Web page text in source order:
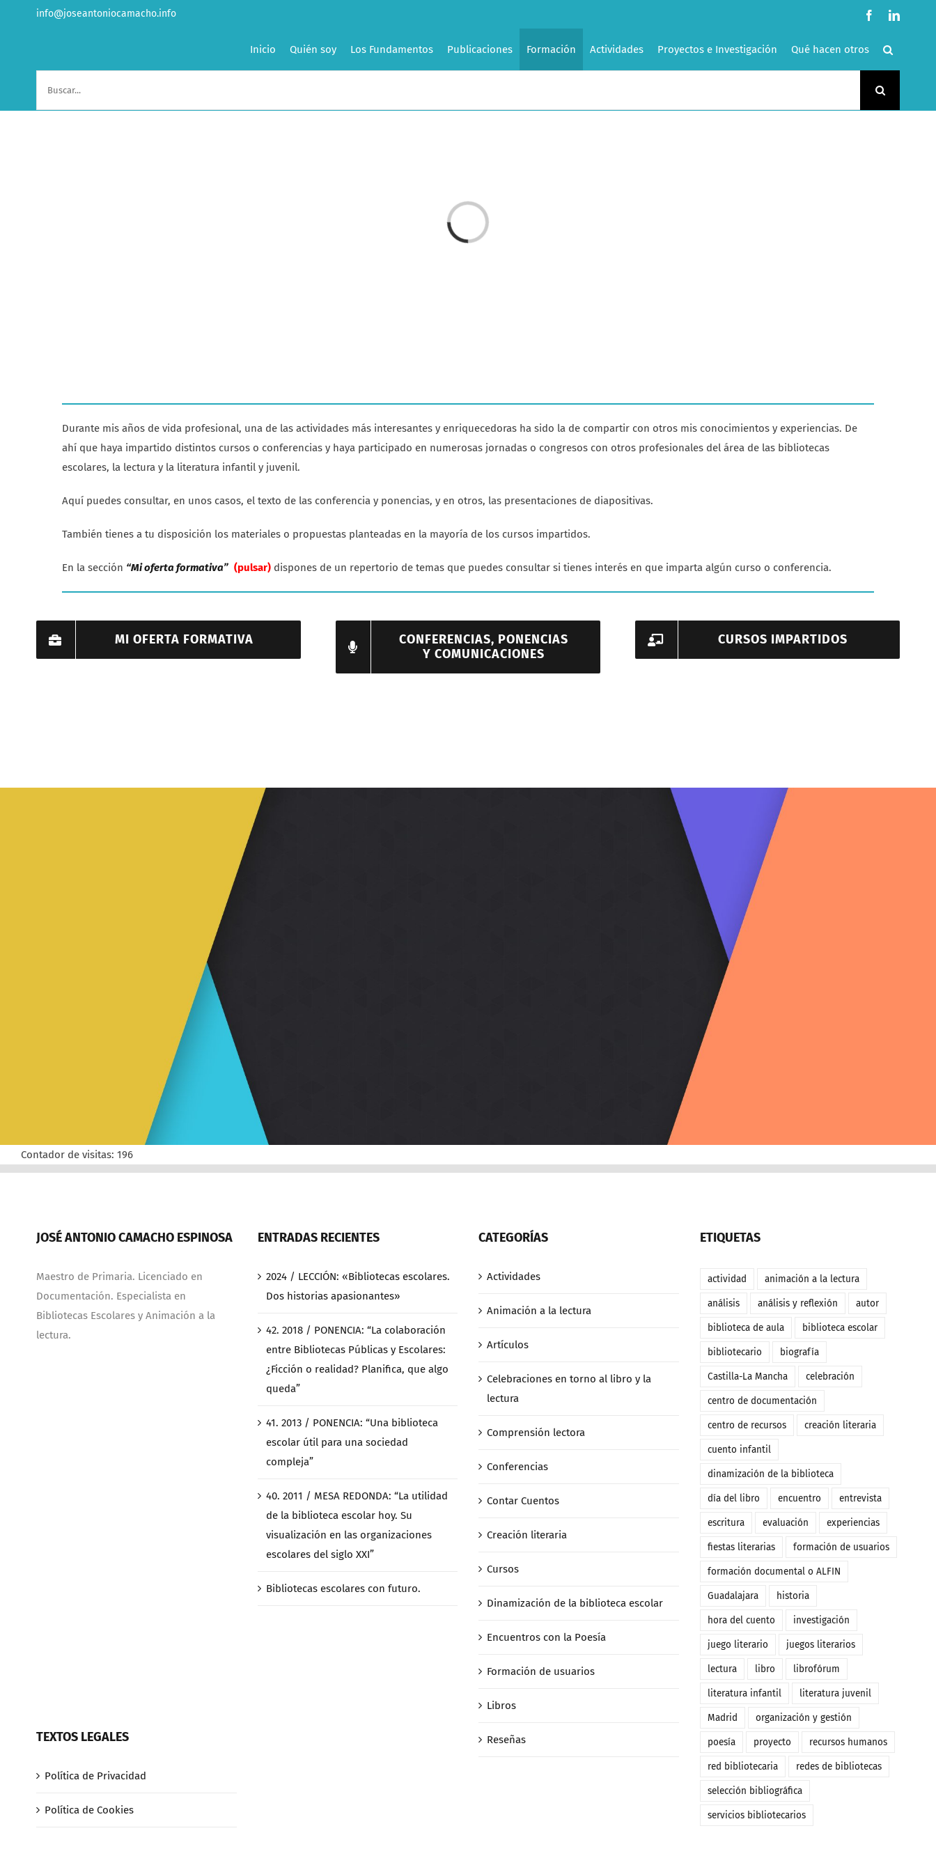
info@joseantoniocamacho.info Facebook
Inicio Quién soy Los Fundamentos Publicaciones Formación Actividades Proyectos e Investigación Qué hacen otros
Cargando...
Durante mis años de vida profesional, una de las actividades más interesantes y enriquecedoras ha sido la de compartir con otros mis conocimientos y experiencias. De
ahí que haya impartido distintos cursos o conferencias y haya participado en numerosas jornadas o congresos con otros profesionales del área de las bibliotecas
escolares, la lectura y la literatura infantil y juvenil.
Aquí puedes consultar, en unos casos, el texto de las conferencia y ponencias, y en otros, las presentaciones de diapositivas.
También tienes a tu disposición los materiales o propuestas planteadas en la mayoría de los cursos impartidos.
En la sección “Mi oferta formativa” (pulsar) dispones de un repertorio de temas que puedes consultar si tienes interés en que imparta algún curso o conferencia.
MI OFERTA FORMATIVA
CONFERENCIAS, PONENCIAS
Y COMUNICACIONES
CURSOS IMPARTIDOS
Contador de visitas: 196
JOSÉ ANTONIO CAMACHO ESPINOSA
Maestro de Primaria. Licenciado en
Documentación. Especialista en
Bibliotecas Escolares y Animación a la
lectura.
TEXTOS LEGALES
Política de Privacidad
Política de Cookies
ENTRADAS RECIENTES
2024 / LECCIÓN: «Bibliotecas escolares.
Dos historias apasionantes»
42. 2018 / PONENCIA: “La colaboración
entre Bibliotecas Públicas y Escolares:
¿Ficción o realidad? Planifica, que algo
queda”
41. 2013 / PONENCIA: “Una biblioteca
escolar útil para una sociedad
compleja”
40. 2011 / MESA REDONDA: “La utilidad
de la biblioteca escolar hoy. Su
visualización en las organizaciones
escolares del siglo XXI”
Bibliotecas escolares con futuro.
CATEGORÍAS
Actividades
Animación a la lectura
Artículos
Celebraciones en torno al libro y la
lectura
Comprensión lectora
Conferencias
Contar Cuentos
Creación literaria
Cursos
Dinamización de la biblioteca escolar
Encuentros con la Poesía
Formación de usuarios
Libros
Reseñas
ETIQUETAS
actividad animación a la lectura
análisis análisis y reflexión autor
biblioteca de aula biblioteca escolar
bibliotecario biografía
Castilla-La Mancha celebración
centro de documentación
centro de recursos creación literaria
cuento infantil
dinamización de la biblioteca
día del libro encuentro entrevista
escritura evaluación experiencias
fiestas literarias formación de usuarios
formación documental o ALFIN
Guadalajara historia
hora del cuento investigación
juego literario juegos literarios
lectura libro librofórum
literatura infantil literatura juvenil
Madrid organización y gestión
poesía proyecto recursos humanos
red bibliotecaria redes de bibliotecas
selección bibliográfica
servicios bibliotecarios